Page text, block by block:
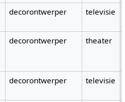
decorontwerper televisie
decorontwerper theater
decorontwerper televisie